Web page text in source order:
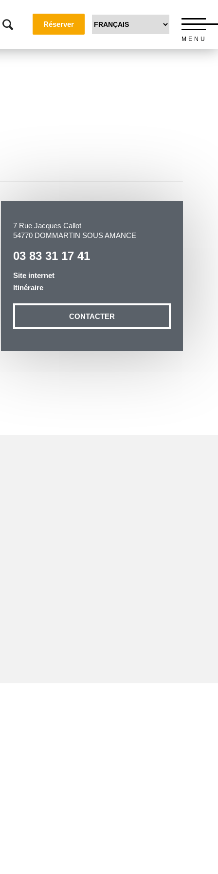
Réserver
MENU
7 Rue Jacques Callot
54770 DOMMARTIN SOUS AMANCE
03 83 31 17 41
Site internet
Itinéraire
CONTACTER
demande
données
à
54035